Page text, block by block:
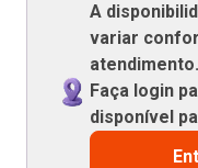
A
variar
atendimento.
Faça login
disponível